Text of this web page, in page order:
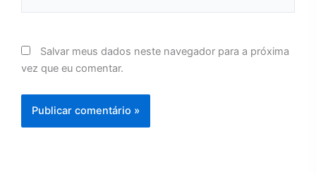
Salvar meus dados neste navegador para a próxima
vez que eu comentar.